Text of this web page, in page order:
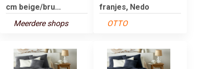
cm beige/bru...
Meerdere shops
franjes, Nedo
OTTO